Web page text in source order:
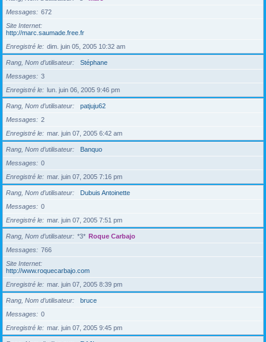
Messages
672
Site Internet
http://marc.saumade.free.fr
Enregistré le
dim. juin 05, 2005 10:32 am
Rang, Nom d’utilisateur
Stéphane
Messages
3
Enregistré le
lun. juin 06, 2005 9:46 pm
Rang, Nom d’utilisateur
patjuju62
Messages
2
Enregistré le
mar. juin 07, 2005 6:42 am
Rang, Nom d’utilisateur
Banquo
Messages
0
Enregistré le
mar. juin 07, 2005 7:16 pm
Rang, Nom d’utilisateur
Dubuis Antoinette
Messages
0
Enregistré le
mar. juin 07, 2005 7:51 pm
Rang, Nom d’utilisateur *3* Roque Carbajo
Messages
766
Site Internet
http://www.roquecarbajo.com
Enregistré le
mar. juin 07, 2005 8:39 pm
Rang, Nom d’utilisateur
bruce
Messages
0
Enregistré le
mar. juin 07, 2005 9:45 pm